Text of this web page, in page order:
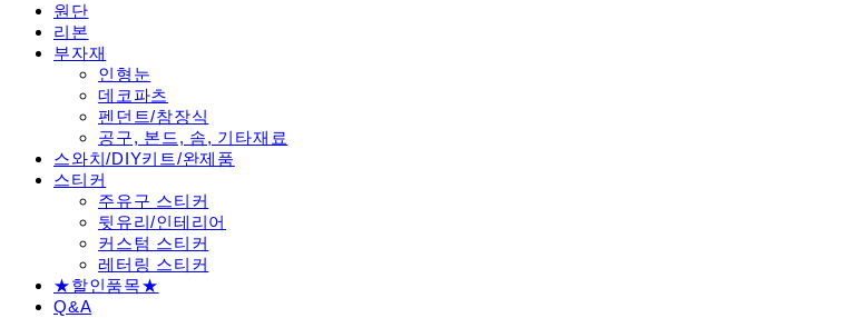
원단
리본
부자재
인형눈
데코파츠
펜던트/참장식
공구, 본드, 솜, 기타재료
스와치/DIY키트/완제품
스티커
주유구 스티커
뒷유리/인테리어
커스텀 스티커
레터링 스티커
★할인품목★
Q&A